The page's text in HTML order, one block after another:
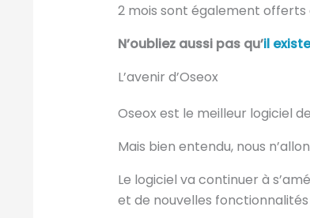
2 mois sont également offerts
N’oubliez aussi pas qu’il
L’avenir d’Oseox
Oseox est le meilleur logiciel
Mais bien entendu, nous
Le logiciel va continuer à
et de nouvelles